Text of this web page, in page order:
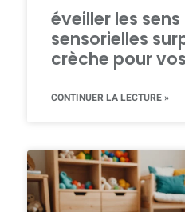
éveiller les
sensorielles
crèche pour
CONTINUER LA LECTURE »